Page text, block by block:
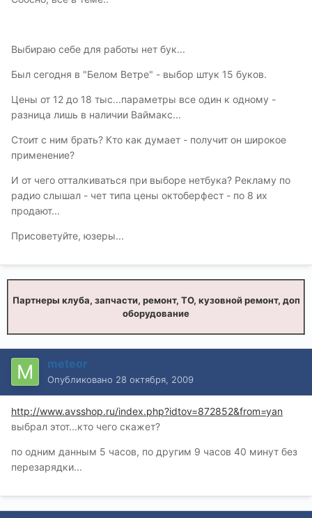
Выбираю себе для работы нет бук...
Был сегодня в "Белом Ветре" - выбор штук 15 буков.
Цены от 12 до 18 тыс...параметры все один к одному -
разница лишь в наличии Ваймакс...
Стоит с ним брать? Кто как думает - получит он широкое
применение?
И от чего отталкиваться при выборе нетбука? Рекламу по
радио слышал - чет типа цены октоберфест - по 8 их
продают...
Присоветуйте, юзеры...
Партнеры клуба, запчасти, ремонт, ТО, кузовной ремонт, доп
оборудование
meteor
Опубликовано 28 октября, 2009
http://www.avsshop.ru/index.php?idtov=872852&from=yan
выбрал этот...кто чего скажет?
по одним данным 5 часов, по другим 9 часов 40 минут без
перезарядки...